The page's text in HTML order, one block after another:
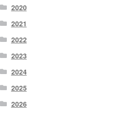
2020
2021
2022
2023
2024
2025
2026